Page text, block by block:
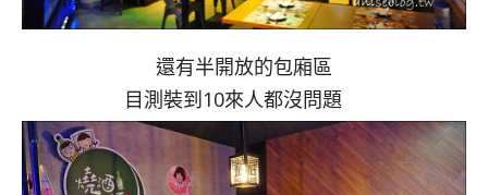
還有半開放的包廂區
目測裝到10來人都沒問題